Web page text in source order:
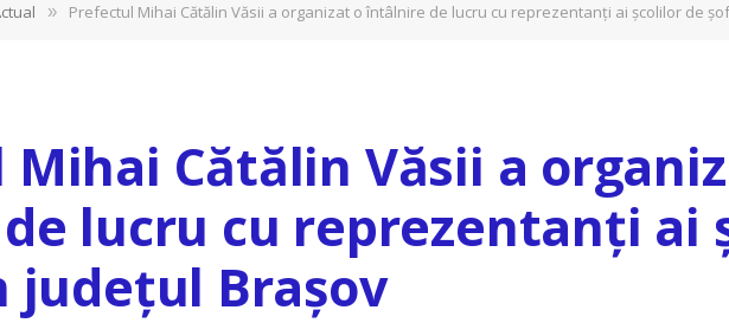
» Prefectul Mihai Cătălin Văsii a organizat o întâlnire de lucru cu reprezentanți ai școlilor de
Cătălin Văsii a
lucru cu reprezentanți ai
județul Brașov